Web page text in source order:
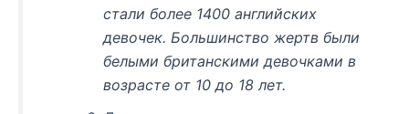
стали более 1400 английских
девочек. Большинство жертв были
белыми британскими девочками в
возрасте от 10 до 18 лет.